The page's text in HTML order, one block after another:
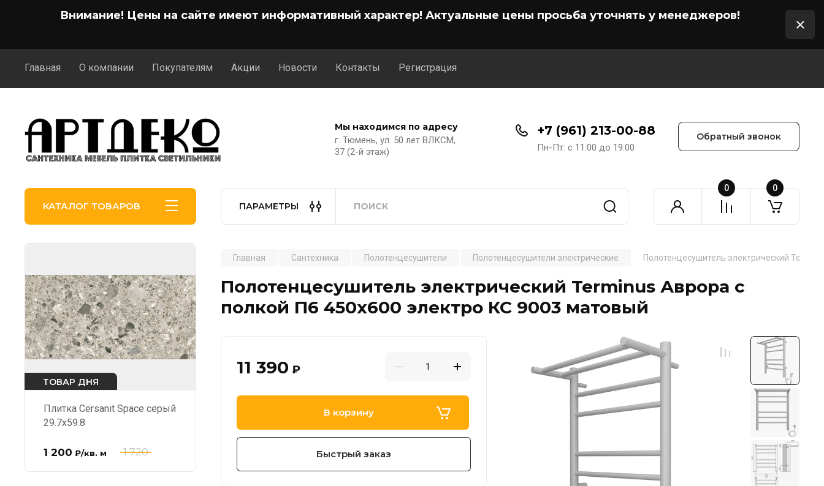
Внимание! Цены на сайте имеют информативный характер! Актуальные цены просьба уточнять у менеджеров!
Главная О компании Покупателям Акции Новости Контакты Регистрация
Мы находимся по адресу
г. Тюмень, ул. 50 лет ВЛКСМ,
37 (2-й этаж)
+7 (961) 213-00-88
Пн-Пт: с 11:00 до 19:00
Обратный звонок
КАТАЛОГ ТОВАРОВ ПАРАМЕТРЫ
0 0
ТОВАР ДНЯ
Плитка Cersanit Space серый
29.7x59.8
1 720
1 200 ₽/кв. м
Главная Сантехника Полотенцесушители Полотенцесушители электрические Полотенцесушитель электрический
Полотенцесушитель электрический Terminus Аврора с
полкой П6 450х600 электро КС 9003 матовый
11 390 ₽
В корзину
Быстрый заказ